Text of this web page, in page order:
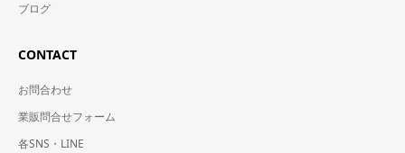
ブログ
CONTACT
お問合わせ
業販問合せフォーム
各SNS・LINE